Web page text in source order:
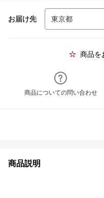
お届け先
商品を
商品についての問い合わせ
商品説明